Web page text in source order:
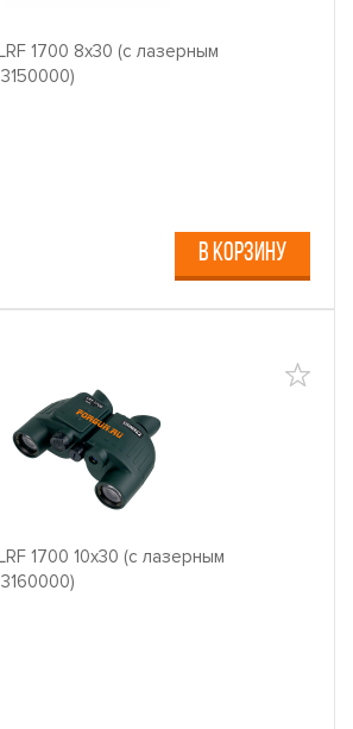
1700 8x30 (с лазерным
В КОРЗИНУ
1700 10x30 (с лазерным